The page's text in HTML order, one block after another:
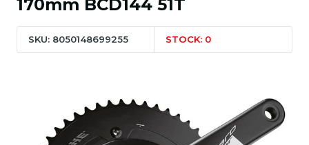
170mm BCD144 51T
SKU: 8050148699255 STOCK: 0